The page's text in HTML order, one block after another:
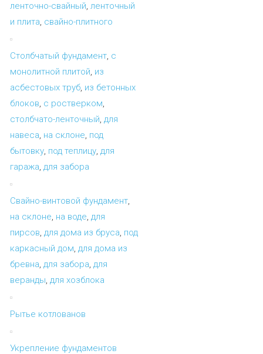
ленточно-свайный, ленточный
и плита, свайно-плитного
Столбчатый фундамент, с
монолитной плитой, из
асбестовых труб, из бетонных
блоков, с ростверком,
столбчато-ленточный, для
навеса, на склоне, под
бытовку, под теплицу, для
гаража, для забора
Свайно-винтовой фундамент,
на склоне, на воде, для
пирсов, для дома из бруса, под
каркасный дом, для дома из
бревна, для забора, для
веранды, для хозблока
Рытье котлованов
Укрепление фундаментов